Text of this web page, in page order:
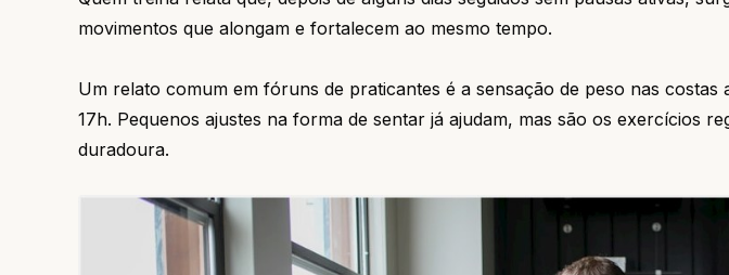
movimentos que alongam e fortalecem ao mesmo tempo.
Um relato comum em fóruns de praticantes é a sensação de peso nas
17h. Pequenos ajustes na forma de sentar já ajudam, mas são os exercícios
duradoura.